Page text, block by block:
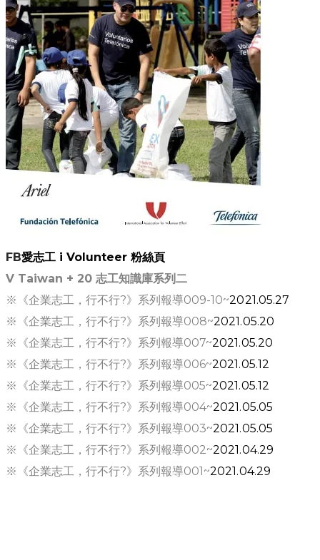
FB愛志工 i Volunteer 粉絲頁
​V Taiwan + 20志工知識庫系列二
※《企業志工，行不行?》系列報導009-10~2021.05.27
​※《企業志工，行不行?》系列報導008~2021.05.20
※《企業志工，行不行?》系列報導007~2021.05.20
​※《企業志工，行不行?》系列報導006~2021.05.12
※《企業志工，行不行?》系列報導005~2021.05.12
​※《企業志工，行不行?》系列報導004~2021.05.05
※《企業志工，行不行?》系列報導003~2021.05.05
※《企業志工，行不行?》系列報導002~2021.04.29
※《企業志工，行不行?》系列報導001~2021.04.29